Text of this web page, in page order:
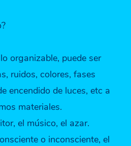
organizable, puede ser
ruidos, colores, fases
encendido de luces, etc a
materiales.
el músico, el azar.
o inconsciente, el